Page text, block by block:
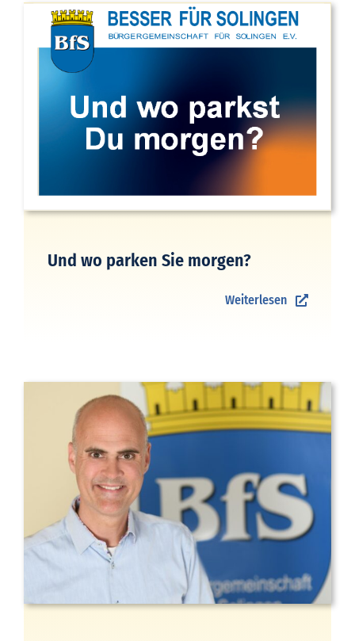
Und wo parken Sie morgen?
Weiterlesen